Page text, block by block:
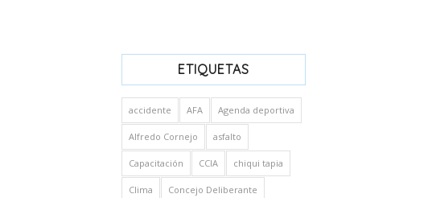
ETIQUETAS
accidente AFA Agenda deportiva
Alfredo Cornejo asfalto
Capacitación CCIA chiqui tapia
Clima Concejo Deliberante